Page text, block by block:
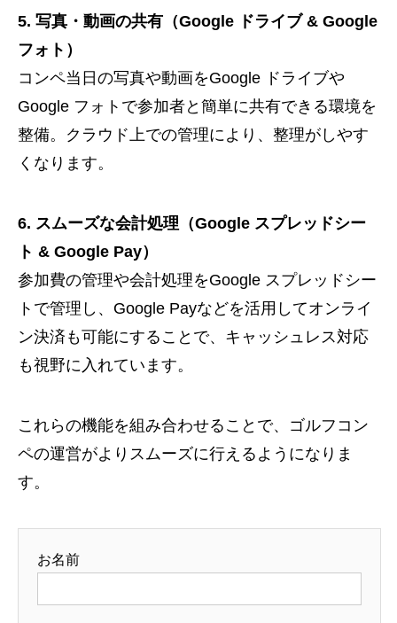
5. 写真・動画の共有（Google ドライブ & Google
フォト）
コンペ当日の写真や動画をGoogle ドライブや
Google フォトで参加者と簡単に共有できる環境を
整備。クラウド上での管理により、整理がしやす
くなります。
6. スムーズな会計処理（Google スプレッドシー
ト & Google Pay）
参加費の管理や会計処理をGoogle スプレッドシー
トで管理し、Google Payなどを活用してオンライ
ン決済も可能にすることで、キャッシュレス対応
も視野に入れています。
これらの機能を組み合わせることで、ゴルフコン
ペの運営がよりスムーズに行えるようになりま
す。
お名前